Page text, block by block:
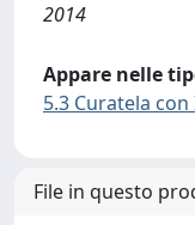
2014
Appare nelle
5.3 Curatela con
File in questo